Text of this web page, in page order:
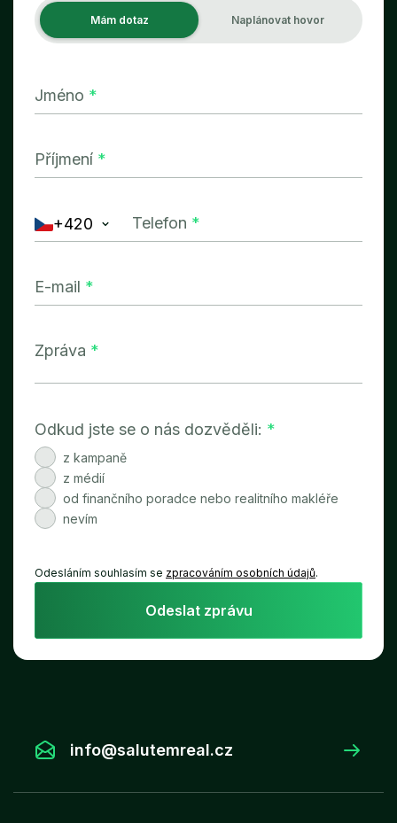
Mám dotaz Naplánovat hovor
Jméno *
Příjmení *
Telefon *
+420
E-mail *
Zpráva *
Odkud jste se o nás dozvěděli: *
z kampaně
z médií
od finančního poradce nebo realitního makléře
nevím
Odesláním souhlasím se zpracováním osobních údajů.
Odeslat zprávu
info@salutemreal.cz